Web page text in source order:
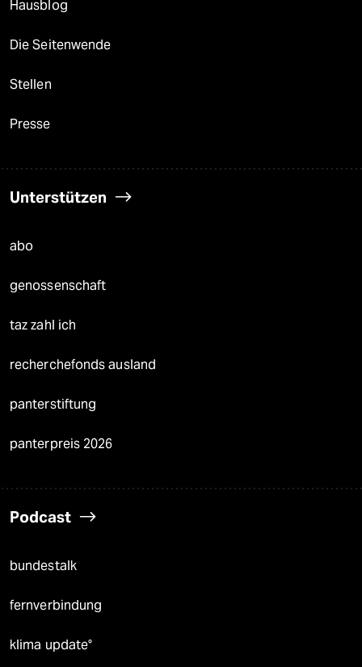
Hausblog
Die Seitenwende
Stellen
Presse
Unterstützen
abo
genossenschaft
taz zahl ich
recherchefonds ausland
panterstiftung
panterpreis 2026
Podcast
bundestalk
fernverbindung
klima update°